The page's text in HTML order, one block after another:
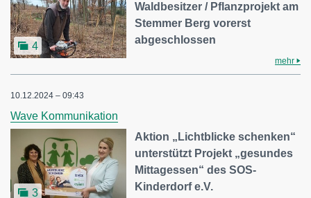
4
Waldbesitzer / Pflanzprojekt am
Stemmer Berg vorerst
abgeschlossen
mehr
10.12.2024 – 09:43
Wave Kommunikation
3
Aktion „Lichtblicke schenken“
unterstützt Projekt „gesundes
Mittagessen“ des SOS-
Kinderdorf e.V.